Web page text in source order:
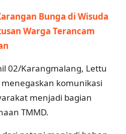
Bunga di Wisuda
Warga Terancam
02/Karangmalang, Lettu
komunikasi
menjadi bagian
TMMD.